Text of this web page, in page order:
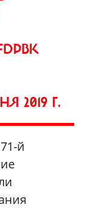
2019 Г.
й